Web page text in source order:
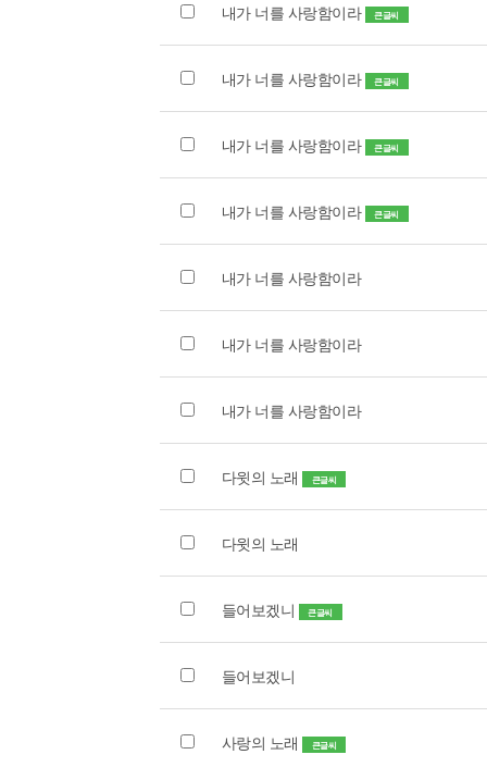
내가 너를 사랑함이라 큰글씨
내가 너를 사랑함이라 큰글씨
내가 너를 사랑함이라 큰글씨
내가 너를 사랑함이라 큰글씨
내가 너를 사랑함이라
내가 너를 사랑함이라
내가 너를 사랑함이라
다윗의 노래 큰글씨
다윗의 노래
들어보겠니 큰글씨
들어보겠니
사랑의 노래 큰글씨